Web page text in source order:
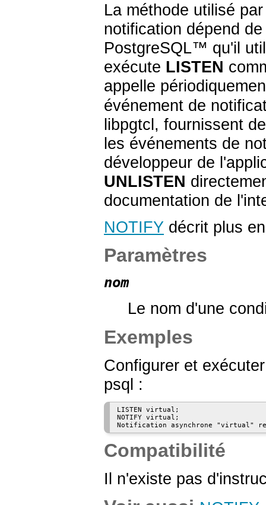
La méthode utilisé
notification dépend
PostgreSQL™ qu'il
exécute LISTEN
appelle
événement de
libpgtcl , fournissent
les événements de
développeur de
UNLISTEN
documentation de
NOTIFY décrit plus
Paramètres
nom
Le nom d'une
Exemples
Configurer et
psql :
LISTEN virtual;
NOTIFY virtual;
Compatibilité
Il n'existe pas